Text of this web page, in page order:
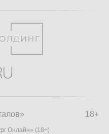
18+
Онлайн» (18+)